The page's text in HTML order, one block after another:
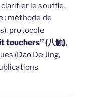
le souffle,
: méthode de
protocole
touchers” (八触),
(Dao De Jing,